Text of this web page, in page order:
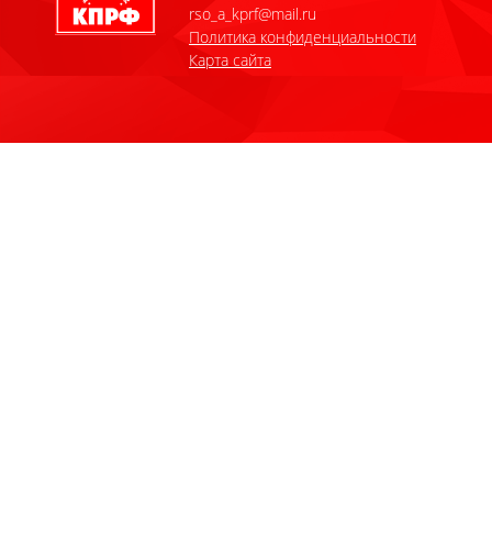
rso_a_kprf@mail.ru
Политика конфиденциальности
Карта сайта